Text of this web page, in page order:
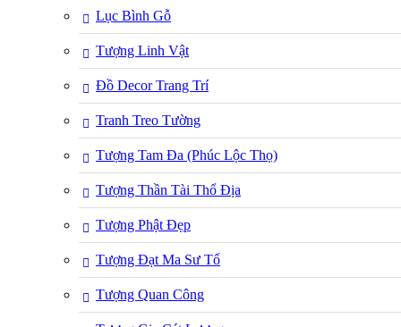
Lục Bình Gỗ
Tượng Linh Vật
Đồ Decor Trang Trí
Tranh Treo Tường
Tượng Tam Đa (Phúc Lộc Thọ)
Tượng Thần Tài Thổ Địa
Tượng Phật Đẹp
Tượng Đạt Ma Sư Tổ
Tượng Quan Công